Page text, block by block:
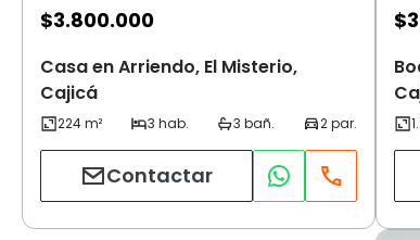
$3.800.000
Casa en Arriendo, El Misterio,
Cajicá
Contactar
$